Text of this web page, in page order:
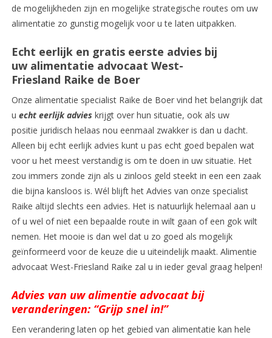
de mogelijkheden zijn en mogelijke strategische routes om uw
alimentatie zo gunstig mogelijk voor u te laten uitpakken.
Echt eerlijk en gratis eerste advies bij
uw alimentatie advocaat West-
Friesland Raike de Boer
Onze alimentatie specialist Raike de Boer vind het belangrijk dat
u echt eerlijk advies krijgt over hun situatie, ook als uw
positie juridisch helaas nou eenmaal zwakker is dan u dacht.
Alleen bij echt eerlijk advies kunt u pas echt goed bepalen wat
voor u het meest verstandig is om te doen in uw situatie. Het
zou immers zonde zijn als u zinloos geld steekt in een een zaak
die bijna kansloos is. Wél blijft het Advies van onze specialist
Raike altijd slechts een advies. Het is natuurlijk helemaal aan u
of u wel of niet een bepaalde route in wilt gaan of een gok wilt
nemen. Het mooie is dan wel dat u zo goed als mogelijk
geïnformeerd voor de keuze die u uiteindelijk maakt. Alimentie
advocaat West-Friesland Raike zal u in ieder geval graag helpen!
Advies van uw alimentie advocaat bij
veranderingen: “Grijp snel in!”
Een verandering laten op het gebied van alimentatie kan hele